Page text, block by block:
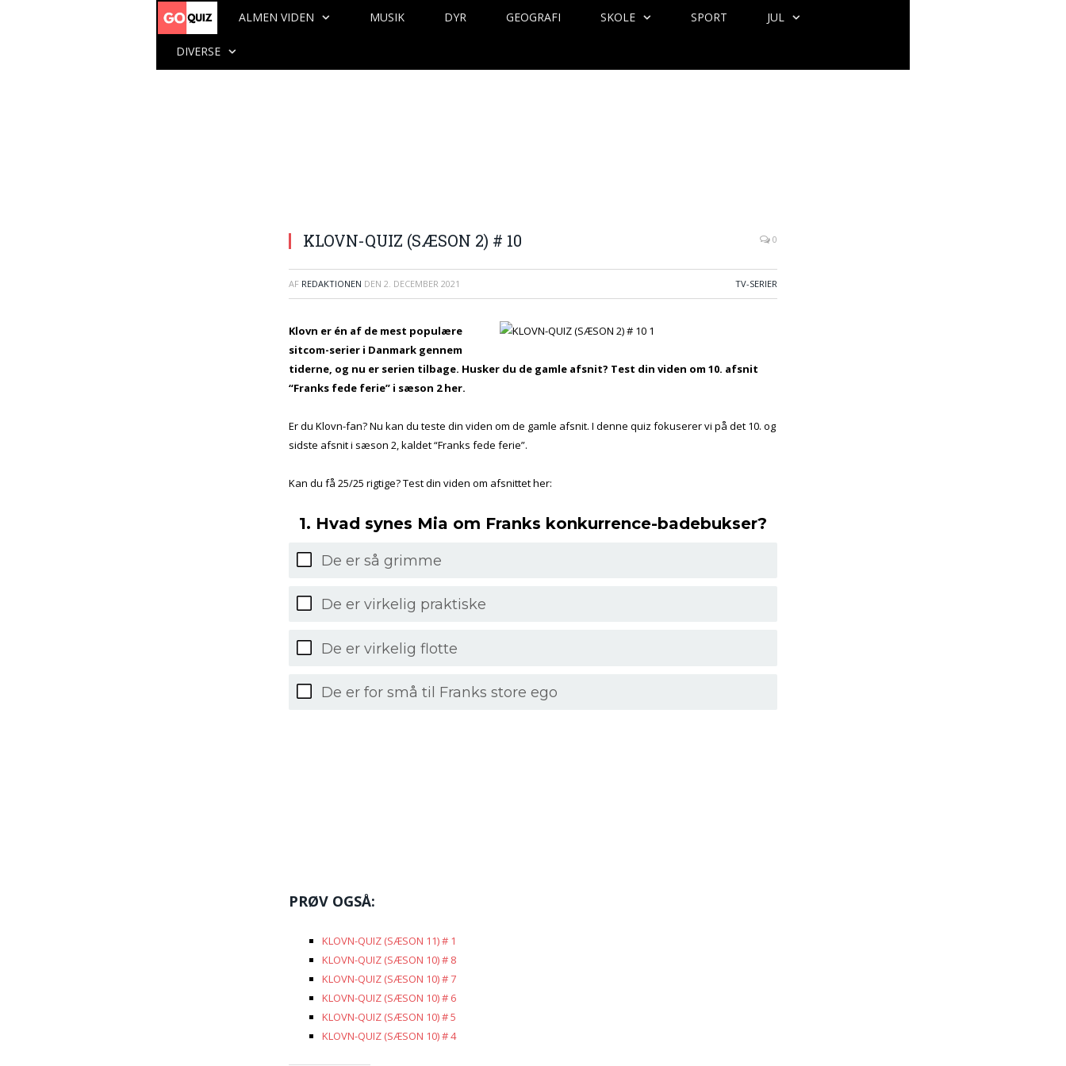
ALMEN VIDEN MUSIK DYR GEOGRAFI SKOLE SPORT JUL
DIVERSE
KLOVN-QUIZ (SÆSON 2) # 10 0
AF REDAKTIONEN DEN 2. DECEMBER 2021 TV-SERIER
Klovn er én af de mest populære
sitcom-serier i Danmark gennem
tiderne, og nu er serien tilbage. Husker du de gamle afsnit? Test din viden om 10. afsnit
“Franks fede ferie” i sæson 2 her.
Er du Klovn-fan? Nu kan du teste din viden om de gamle afsnit. I denne quiz fokuserer vi på det 10. og
sidste afsnit i sæson 2, kaldet “Franks fede ferie”.
Kan du få 25/25 rigtige? Test din viden om afsnittet her:
1. Hvad synes Mia om Franks konkurrence-badebukser?
De er så grimme
De er virkelig praktiske
De er virkelig flotte
De er for små til Franks store ego
PRØV OGSÅ:
KLOVN-QUIZ (SÆSON 11) # 1
KLOVN-QUIZ (SÆSON 10) # 8
KLOVN-QUIZ (SÆSON 10) # 7
KLOVN-QUIZ (SÆSON 10) # 6
KLOVN-QUIZ (SÆSON 10) # 5
KLOVN-QUIZ (SÆSON 10) # 4